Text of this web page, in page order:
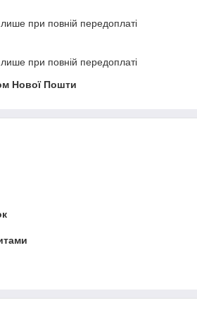
при повній передоплаті
при повній передоплаті
Нової Пошти